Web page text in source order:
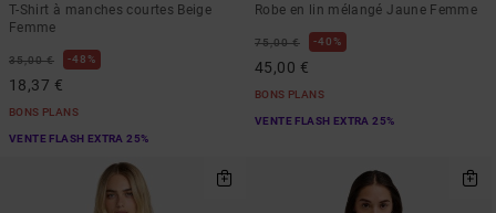
T-Shirt à manches courtes Beige
Femme
35,00 € 48%
18,37 €
BONS PLANS
VENTE FLASH EXTRA 25%
Robe en lin mélangé Jaune Femme
75,00 € 40%
45,00 €
BONS PLANS
VENTE FLASH EXTRA 25%